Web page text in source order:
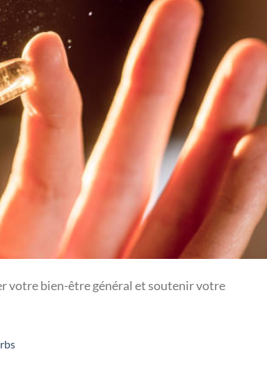
votre bien-être général et soutenir votre